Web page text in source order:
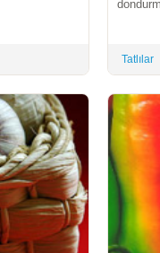
Tatlılar